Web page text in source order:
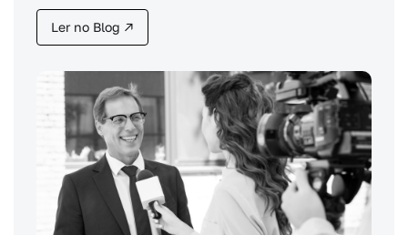
Ler no Blog ↗